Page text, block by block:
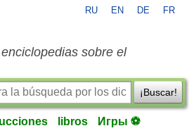
RU EN DE FR
sobre el
¡Buscar!
libros Игры ⚽